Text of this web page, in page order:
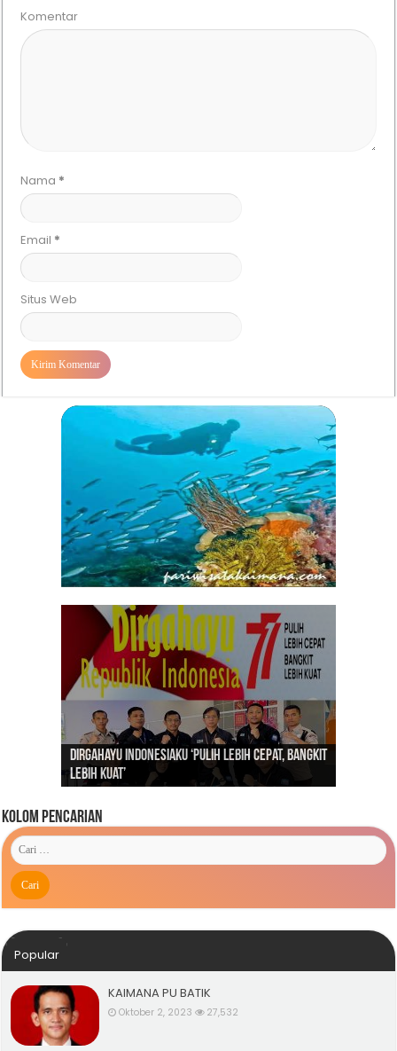
Komentar
Nama *
Email *
Situs Web
Dirgahayu Indonesiaku ‘Pulih Lebih Cepat, Bangkit
Lebih Kuat’
Advetorial Hari Raya Idul Fitri 1443 Hijriah
Kunjungan Presiden RI Joko Widodo ke Kaimana
Tahun 2019
Kolom Pencarian
Popular
KAIMANA PU BATIK
Oktober 2, 2023 27,532